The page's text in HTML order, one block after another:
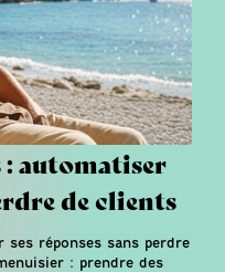
: automatiser
de clients
ses réponses sans perdre
: prendre des